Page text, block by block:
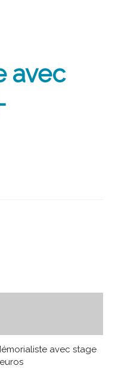
avec
avec stage